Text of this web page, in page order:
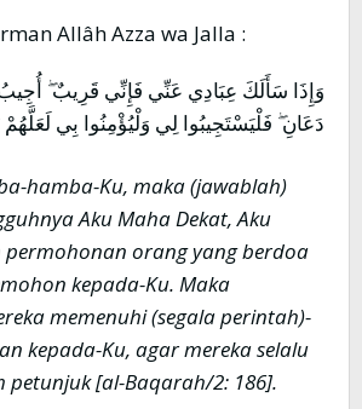
Allâh Azza wa Jalla :
وَإِذَا سَأَلَكَ عِبَادِي عَنِّي فَإِنِّي قَرِيبٌ ۖ أُجِيبُ
دَعَانِ ۖ فَلْيَسْتَجِيبُوا لِي وَلْيُؤْمِنُوا بِي
hamba-Ku, maka (jawablah)
Aku Maha Dekat, Aku
orang yang berdoa
kepada-Ku. Maka
memenuhi (segala perintah)-
kepada-Ku, agar mereka selalu
petunjuk[al-Baqarah/2: 186].